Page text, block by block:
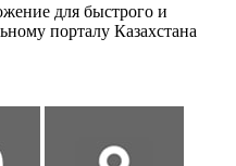
для быстрого и
порталу Казахстана